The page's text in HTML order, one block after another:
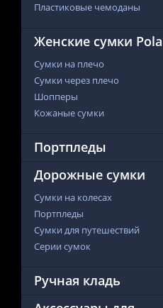
Пластиковые чемоданы
Женские сумки Pola
Сумки на плечо
Сумки через плечо
Шопперы
Кожаные сумки
Портпледы
Дорожные сумки
Сумки на колесах
Портпледы
Сумки для путешествий
Серии сумок
Ручная кладь